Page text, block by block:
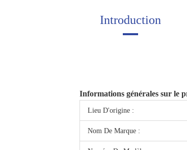
Introduction
Informations générales sur le
Lieu D'origine :
Nom De Marque :